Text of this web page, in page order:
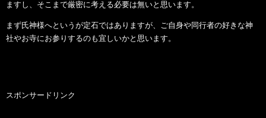
ますし、そこまで厳密に考える必要は無いと思います。
まず氏神様へというが定石ではありますが、ご自身や同行者の好きな神
社やお寺にお参りするのも宜しいかと思います。
スポンサードリンク